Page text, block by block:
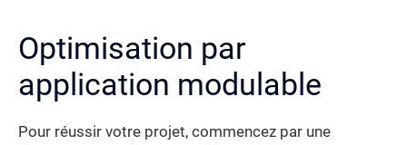
Optimisation par
application modulable
Pour réussir votre projet, commencez par une